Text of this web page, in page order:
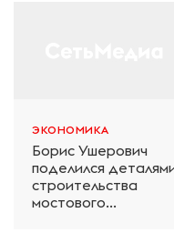
ЭКОНОМИКА
Борис Ушерович
поделился
строительства
мостового